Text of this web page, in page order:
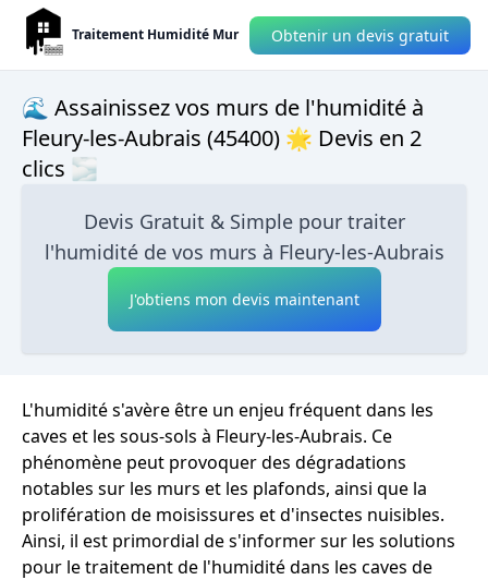
Traitement Humidité Mur Obtenir un devis gratuit
🌊 Assainissez vos murs de l'humidité à
Fleury-les-Aubrais (45400) 🌟 Devis en 2
clics 🌫
Devis Gratuit & Simple pour traiter
l'humidité de vos murs à Fleury-les-Aubrais
J'obtiens mon devis maintenant
L'humidité s'avère être un enjeu fréquent dans les
caves et les sous-sols à Fleury-les-Aubrais. Ce
phénomène peut provoquer des dégradations
notables sur les murs et les plafonds, ainsi que la
prolifération de moisissures et d'insectes nuisibles.
Ainsi, il est primordial de s'informer sur les solutions
pour le traitement de l'humidité dans les caves de